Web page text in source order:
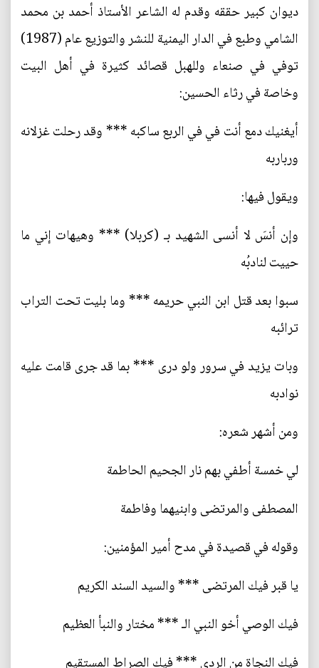
ديوان كبير حققه وقدم له الشاعر الأستاذ أحمد بن محمد
الشامي وطبع في الدار اليمنية للنشر والتوزيع عام (1987)
توفي في صنعاء وللهبل قصائد كثيرة في أهل البيت
وخاصة في رثاء الحسين:
أيغنيك دمع أنت في في الربع ساكبه *** وقد رحلت غزلانه
ورباربه
ويقول فيها:
وإن أنسَ لا أنسى الشهيد بـ (كربلا) *** وهيهات إني ما
حييت لنادبُه
سبوا بعد قتل ابن النبي حريمه *** وما بليت تحت التراب
ترائبه
وبات يزيد في سرور ولو درى *** بما قد جرى قامت عليه
نوادبه
ومن أشهر شعره:
لي خمسة أطفي بهم نار الجحيم الحاطمة
المصطفى والمرتضى وابنيهما وفاطمة
وقوله في قصيدة في مدح أمير المؤمنين:
يا قبر فيك المرتضى *** والسيد السند الكريم
فيك الوصي أخو النبي الـ *** مختار والنبأ العظيم